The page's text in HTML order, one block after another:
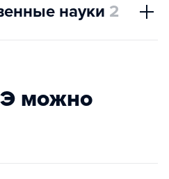
науки 2
можно